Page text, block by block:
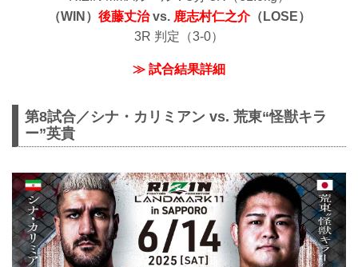
（WIN） 後藤丈治vs. 鹿志村仁之介（LOSE）
3R 判定（3-0）
≫ 試合結果詳細
第8試合／シナ・カリミアン vs. 荒東“怪獣キラ
ー”英貴